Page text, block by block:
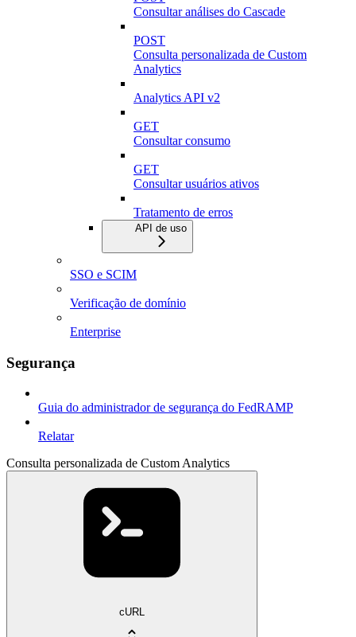
Consultar análises do Cascade
POST
Consulta personalizada de Custom
Analytics
Analytics API v2
GET
Consultar consumo
GET
Consultar usuários ativos
Tratamento de erros
API de uso
SSO e SCIM
Verificação de domínio
Enterprise
Segurança
Guia do administrador de segurança do FedRAMP
Relatar
Consulta personalizada de Custom Analytics
cURL